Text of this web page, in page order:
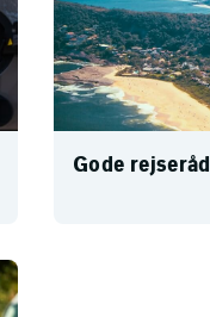
Gode rejseråd